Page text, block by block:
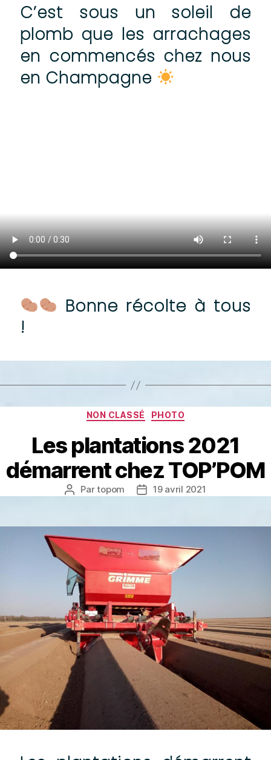
C’est sous un soleil de
plomb que les arrachages
en commencés chez nous
en Champagne
Bonne récolte à tous
!
Catégories
NON CLASSÉ PHOTO
Les plantations 2021
démarrent chez TOP’POM
Auteur
Partopom
Date19 avril 2021